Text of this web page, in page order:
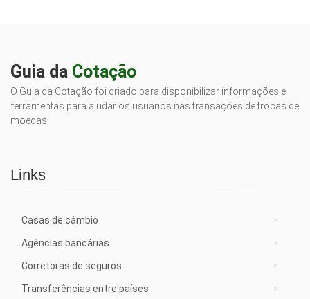
Guia da Cotação
O Guia da Cotação foi criado para disponibilizar informações e
ferramentas para ajudar os usuários nas transações de trocas de
moedas.
Links
Casas de câmbio
Agências bancárias
Corretoras de seguros
Transferências entre países